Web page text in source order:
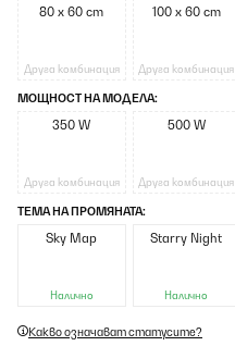
80 x 60 cm
Друга комбинация
100 x 60 cm
Друга комбинация
МОЩНОСТ НА МОДЕЛА:
350 W
Друга комбинация
500 W
Друга комбинация
ТЕМА НА ПРОМЯНАТА:
Sky Map
Налично
Starry Night
Налично
Какво означават статусите?